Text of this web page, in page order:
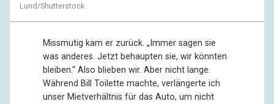
Lund/Shutterstock
Missmutig kam er zurück. „Immer sagen sie
was anderes. Jetzt behaupten sie, wir könnten
bleiben.“ Also blieben wir. Aber nicht lange.
Während Bill Toilette machte, verlängerte ich
unser Mietverhältnis für das Auto, um nicht